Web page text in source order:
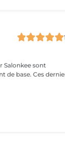
Salonkee sont
de base. Ces